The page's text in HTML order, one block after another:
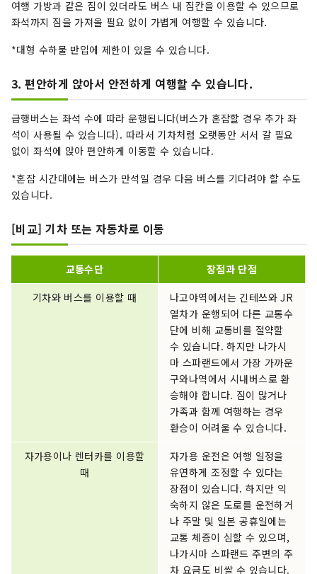
여행 가방과 같은 짐이 있더라도 버스 내 짐칸을 이용할 수 있으므로
좌석까지 짐을 가져올 필요 없이 가볍게 여행할 수 있습니다.
*대형 수하물 반입에 제한이 있을 수 있습니다.
3. 편안하게 앉아서 안전하게 여행할 수 있습니다.
급행버스는 좌석 수에 따라 운행됩니다(버스가 혼잡할 경우 추가 좌
석이 사용될 수 있습니다). 따라서 기차처럼 오랫동안 서서 갈 필요
없이 좌석에 앉아 편안하게 이동할 수 있습니다.
*혼잡 시간대에는 버스가 만석일 경우 다음 버스를 기다려야 할 수도
있습니다.
[비교] 기차 또는 자동차로 이동
교통수단
장점과 단점
기차와 버스를 이용할 때
나고야역에서는 긴테쓰와 JR
열차가 운행되어 다른 교통수
단에 비해 교통비를 절약할
수 있습니다. 하지만 나가시
마 스파랜드에서 가장 가까운
구와나역에서 시내버스로 환
승해야 합니다. 짐이 많거나
가족과 함께 여행하는 경우
환승이 어려울 수 있습니다.
자가용이나 렌터카를 이용할
때
자가용 운전은 여행 일정을
유연하게 조정할 수 있다는
장점이 있습니다. 하지만 익
숙하지 않은 도로를 운전하거
나 주말 및 일본 공휴일에는
교통 체증이 심할 수 있으며,
나가시마 스파랜드 주변의 주
차 요금도 비쌀 수 있습니다.